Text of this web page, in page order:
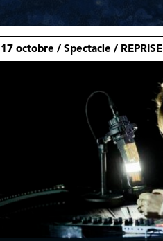
octobre / Spectacle / REPRISE